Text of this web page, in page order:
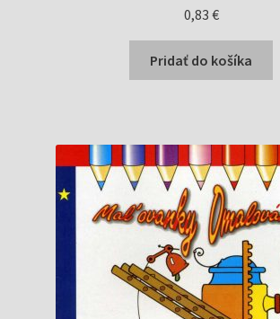
0,83 €
Pridať do košíka